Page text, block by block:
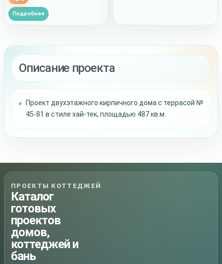
Подробнее
Описание проекта
Проект двухэтажного кирпичного дома с террасой №
45-81 в стиле хай-тек, площадью 487 кв.м.
ПРОЕКТЫ КОТТЕДЖЕЙ
Каталог
готовых
проектов
домов,
коттеджей и
бань